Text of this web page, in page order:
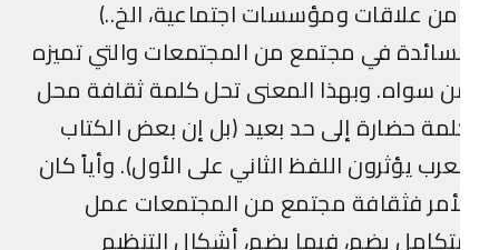
علاقات ومؤسسات اجتماعية، الخ..)
في مجتمع من المجتمعات والتي تميزه
سواه. وبهذا المعنى تحل كلمة ثقافة محل
حضارة إلى حد بعيد (بل إن بعض الكتاب
يؤثرون اللفظ الثاني على الأول). وأياً كان
فثقافة مجتمع من المجتمعات عمل
يضم، فيما يضم، أشكال التنظيم